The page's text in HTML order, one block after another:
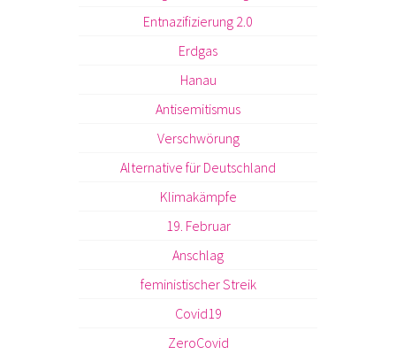
Entnazifizierung 2.0
Erdgas
Hanau
Antisemitismus
Verschwörung
Alternative für Deutschland
Klimakämpfe
19. Februar
Anschlag
feministischer Streik
Covid19
ZeroCovid